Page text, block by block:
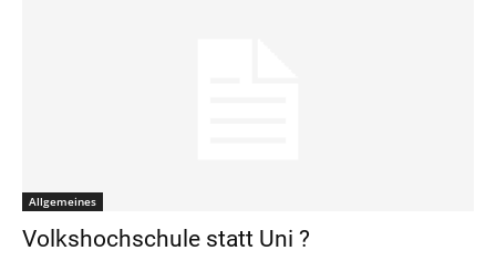
Allgemeines
Volkshochschule statt Uni ?